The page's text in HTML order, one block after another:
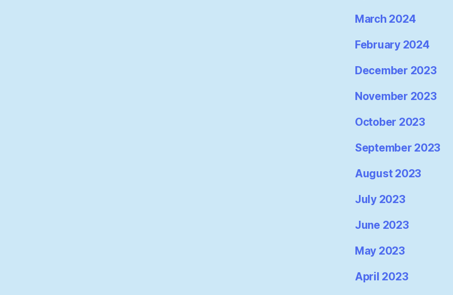
March 2024
February 2024
December 2023
November 2023
October 2023
September 2023
August 2023
July 2023
June 2023
May 2023
April 2023